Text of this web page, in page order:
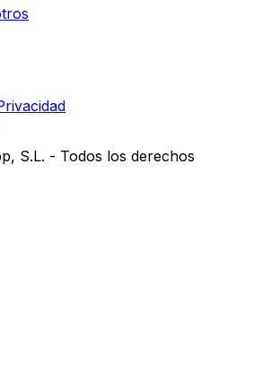
S.L. - Todos los derechos